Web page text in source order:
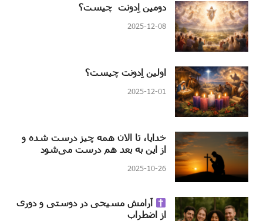
دومین اِدونت چیست؟
2025-12-08
اولین اِدونت چیست؟
2025-12-01
خدایا، تا الان همه چیز درست شده و
از این به بعد هم درست می‌شود
2025-10-26
آرامش مسیحی در دوستی و دوری
از اضطراب